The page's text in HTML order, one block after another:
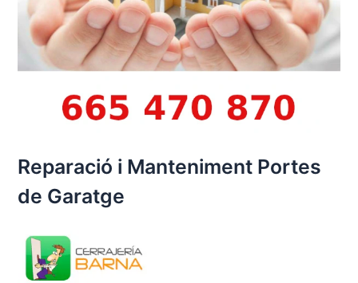
Reparació i Manteniment Portes
de Garatge